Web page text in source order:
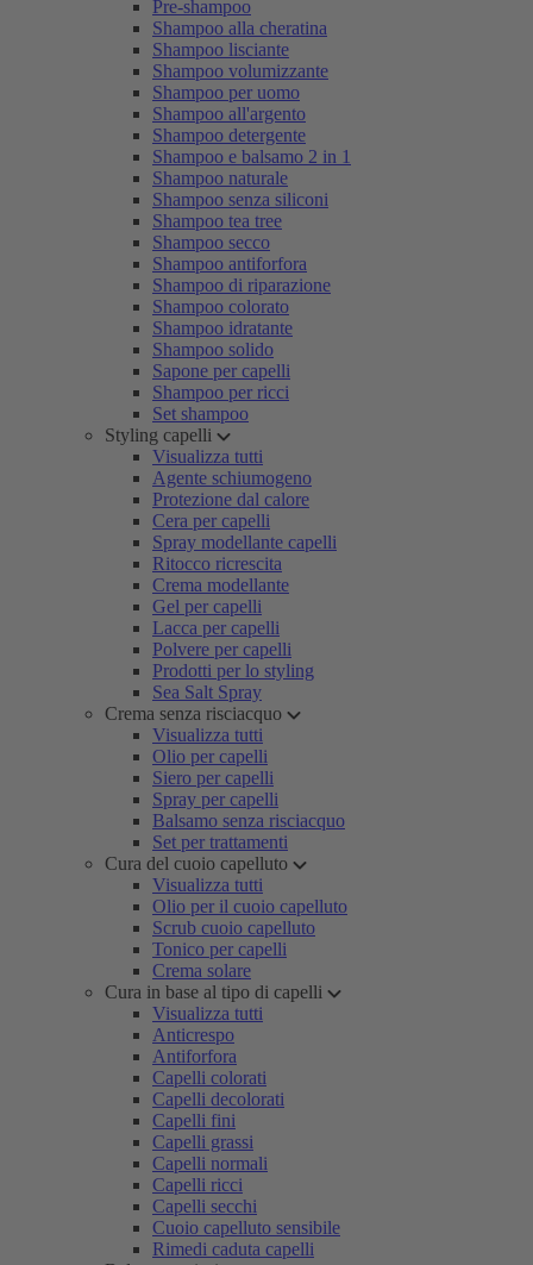
Pre-shampoo
Shampoo alla cheratina
Shampoo lisciante
Shampoo volumizzante
Shampoo per uomo
Shampoo all'argento
Shampoo detergente
Shampoo e balsamo 2 in 1
Shampoo naturale
Shampoo senza siliconi
Shampoo tea tree
Shampoo secco
Shampoo antiforfora
Shampoo di riparazione
Shampoo colorato
Shampoo idratante
Shampoo solido
Sapone per capelli
Shampoo per ricci
Set shampoo
Styling capelli
Visualizza tutti
Agente schiumogeno
Protezione dal calore
Cera per capelli
Spray modellante capelli
Ritocco ricrescita
Crema modellante
Gel per capelli
Lacca per capelli
Polvere per capelli
Prodotti per lo styling
Sea Salt Spray
Crema senza risciacquo
Visualizza tutti
Olio per capelli
Siero per capelli
Spray per capelli
Balsamo senza risciacquo
Set per trattamenti
Cura del cuoio capelluto
Visualizza tutti
Olio per il cuoio capelluto
Scrub cuoio capelluto
Tonico per capelli
Crema solare
Cura in base al tipo di capelli
Visualizza tutti
Anticrespo
Antiforfora
Capelli colorati
Capelli decolorati
Capelli fini
Capelli grassi
Capelli normali
Capelli ricci
Capelli secchi
Cuoio capelluto sensibile
Rimedi caduta capelli